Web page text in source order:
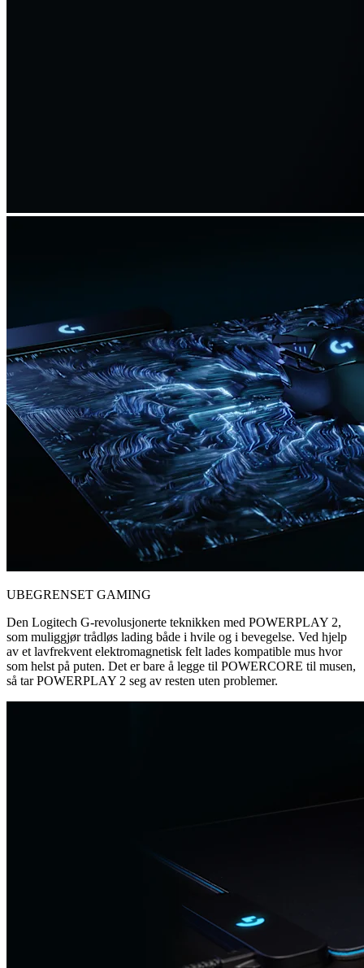
UBEGRENSET GAMING
Den Logitech G-revolusjonerte teknikken med POWERPLAY 2,
som muliggjør trådløs lading både i hvile og i bevegelse. Ved hjelp
av et lavfrekvent elektromagnetisk felt lades kompatible mus hvor
som helst på puten. Det er bare å legge til POWERCORE til musen,
så tar POWERPLAY 2 seg av resten uten problemer.